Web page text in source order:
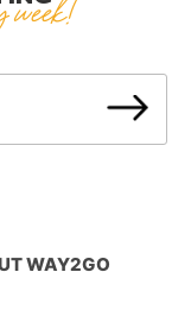
week!
WAY2GO